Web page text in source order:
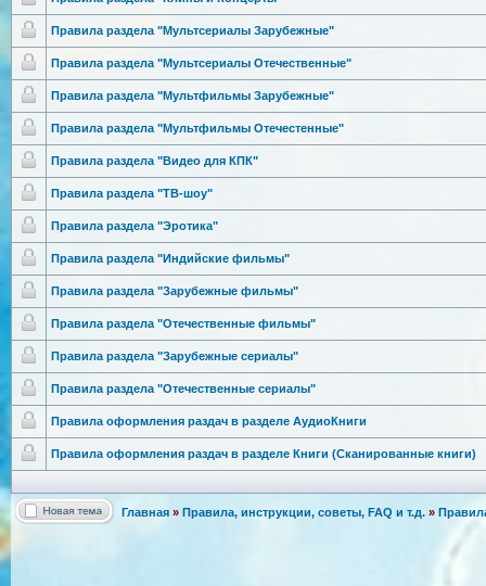
Правила раздела "Мультсериалы Зарубежные"
Правила раздела "Мультсериалы Отечественные"
Правила раздела "Мультфильмы Зарубежные"
Правила раздела "Мультфильмы Отечестенные"
Правила раздела "Видео для КПК"
Правила раздела "ТВ-шоу"
Правила раздела "Эротика"
Правила раздела "Индийские фильмы"
Правила раздела "Зарубежные фильмы"
Правила раздела "Отечественные фильмы"
Правила раздела "Зарубежные сериалы"
Правила раздела "Отечественные сериалы"
Правила оформления раздач в разделе АудиоКниги
Правила оформления раздач в разделе Книги (Сканированные книги)
Главная » Правила, инструкции, советы, FAQ и т.д. »